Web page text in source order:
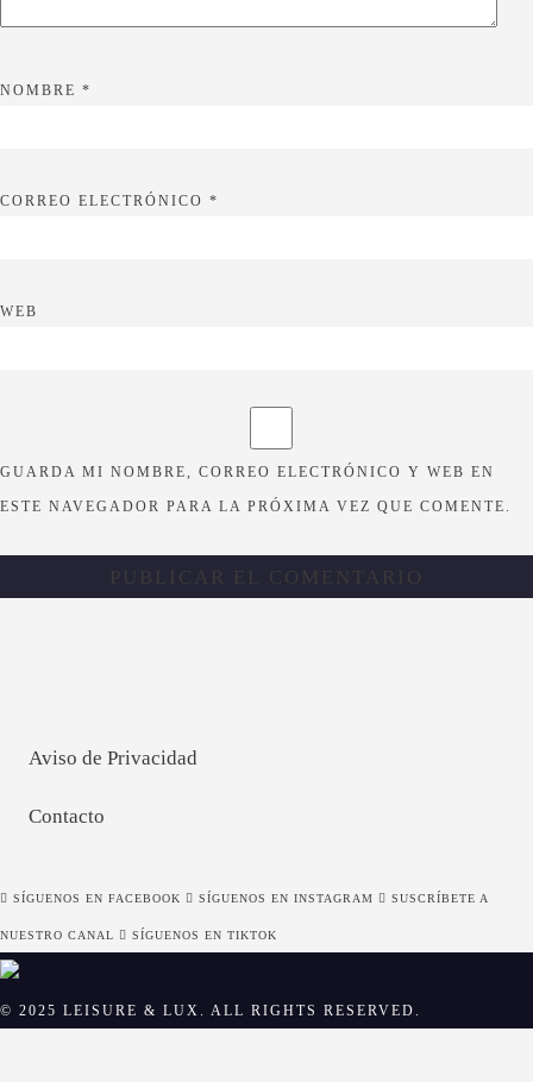
NOMBRE *
CORREO ELECTRÓNICO *
WEB
GUARDA MI NOMBRE, CORREO ELECTRÓNICO Y WEB EN
ESTE NAVEGADOR PARA LA PRÓXIMA VEZ QUE COMENTE.
Aviso de Privacidad
Contacto
SÍGUENOS EN FACEBOOK SÍGUENOS EN INSTAGRAM SUSCRÍBETE A
NUESTRO CANAL SÍGUENOS EN TIKTOK
© 2025 LEISURE & LUX. ALL RIGHTS RESERVED.